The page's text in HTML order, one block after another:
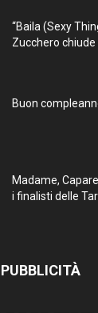
“Baila (Sexy
Zucchero
Buon
Madame,
i finalisti delle